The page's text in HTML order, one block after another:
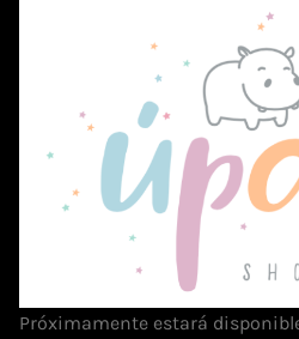
Próximamente estará